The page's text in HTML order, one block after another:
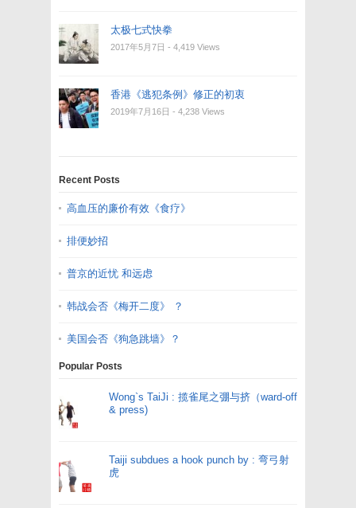
太极七式快拳
2017年5月7日 - 4,419 Views
香港《逃犯条例》修正的初衷
2019年7月16日 - 4,238 Views
Recent Posts
高血压的廉价有效《食疗》
排便妙招
普京的近忧 和远虑
韩战会否《梅开二度》 ？
美国会否《狗急跳墙》？
Popular Posts
Wong`s TaiJi : 揽雀尾之弸与挤（ward-off
& press)
Taiji subdues a hook punch by : 弯弓射
虎